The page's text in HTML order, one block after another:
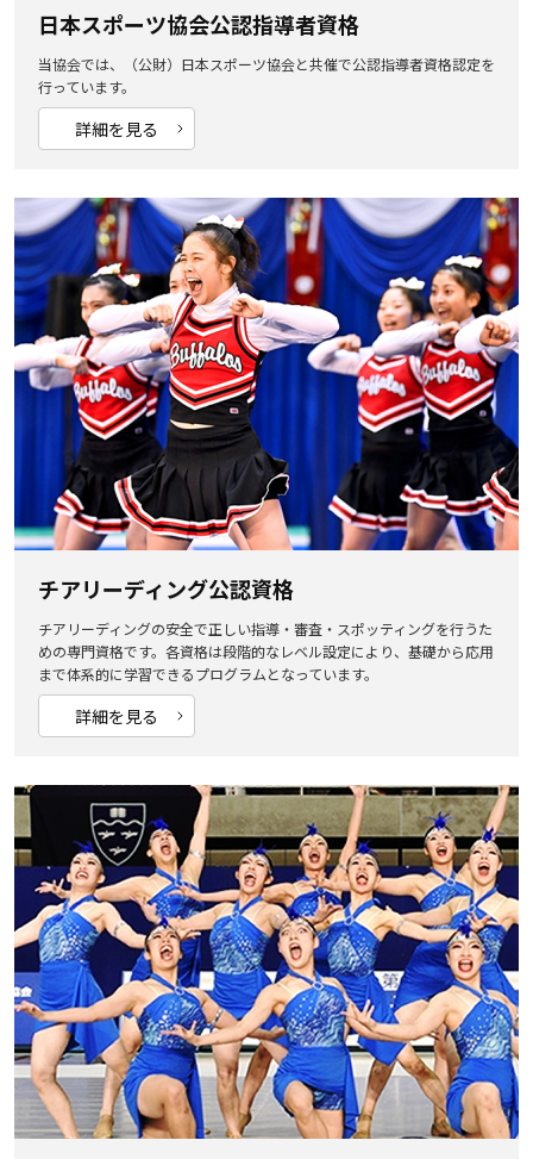
日本スポーツ協会公認指導者資格
当協会では、（公財）日本スポーツ協会と共催で公認指導者資格認定を
行っています。
詳細を見る
チアリーディング公認資格
チアリーディングの安全で正しい指導・審査・スポッティングを行うた
めの専門資格です。各資格は段階的なレベル設定により、基礎から応用
まで体系的に学習できるプログラムとなっています。
詳細を見る